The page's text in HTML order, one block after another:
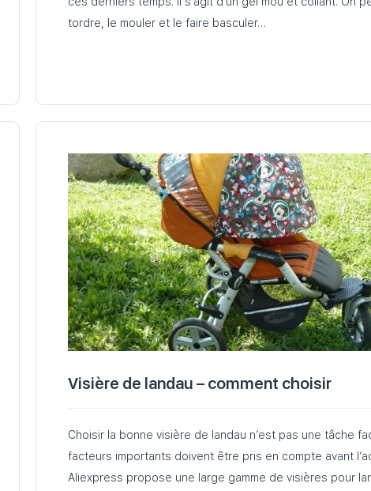
tordre, le mouler et le faire basculer…
Visière de landau – comment choisir
Choisir la bonne visière de landau n’est pas une tâche
facteurs importants doivent être pris en compte avant
Aliexpress propose une large gamme de visières pour